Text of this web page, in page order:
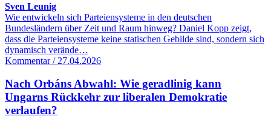
Sven Leunig
Wie entwickeln sich Parteiensysteme in den deutschen
Bundesländern über Zeit und Raum hinweg? Daniel Kopp zeigt,
dass die Parteiensysteme keine statischen Gebilde sind, sondern sich
dynamisch verände…
Kommentar / 27.04.2026
Nach Orbáns Abwahl: Wie geradlinig kann
Ungarns Rückkehr zur liberalen Demokratie
verlaufen?